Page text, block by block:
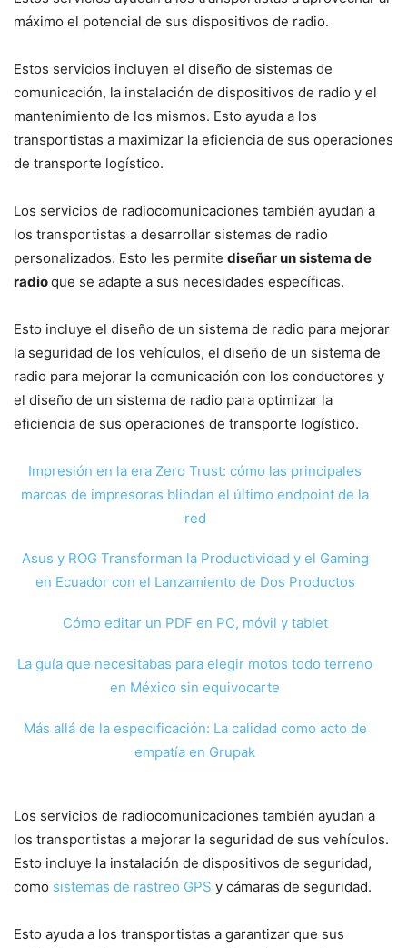
máximo el potencial de sus dispositivos de radio.
Estos servicios incluyen el diseño de sistemas de
comunicación, la instalación de dispositivos de radio y el
mantenimiento de los mismos. Esto ayuda a los
transportistas a maximizar la eficiencia de sus operaciones
de transporte logístico.
Los servicios de radiocomunicaciones también ayudan a
los transportistas a desarrollar sistemas de radio
personalizados. Esto les permite diseñar un sistema de
radioque se adapte a sus necesidades específicas.
Esto incluye el diseño de un sistema de radio para mejorar
la seguridad de los vehículos, el diseño de un sistema de
radio para mejorar la comunicación con los conductores y
el diseño de un sistema de radio para optimizar la
eficiencia de sus operaciones de transporte logístico.
Impresión en la era Zero Trust: cómo las principales
marcas de impresoras blindan el último endpoint de la
red
Asus y ROG Transforman la Productividad y el Gaming
en Ecuador con el Lanzamiento de Dos Productos
Cómo editar un PDF en PC, móvil y tablet
La guía que necesitabas para elegir motos todo terreno
en México sin equivocarte
Más allá de la especificación: La calidad como acto de
empatía en Grupak
Los servicios de radiocomunicaciones también ayudan a
los transportistas a mejorar la seguridad de sus vehículos.
Esto incluye la instalación de dispositivos de seguridad,
como sistemas de rastreo GPS y cámaras de seguridad.
Esto ayuda a los transportistas a garantizar que sus